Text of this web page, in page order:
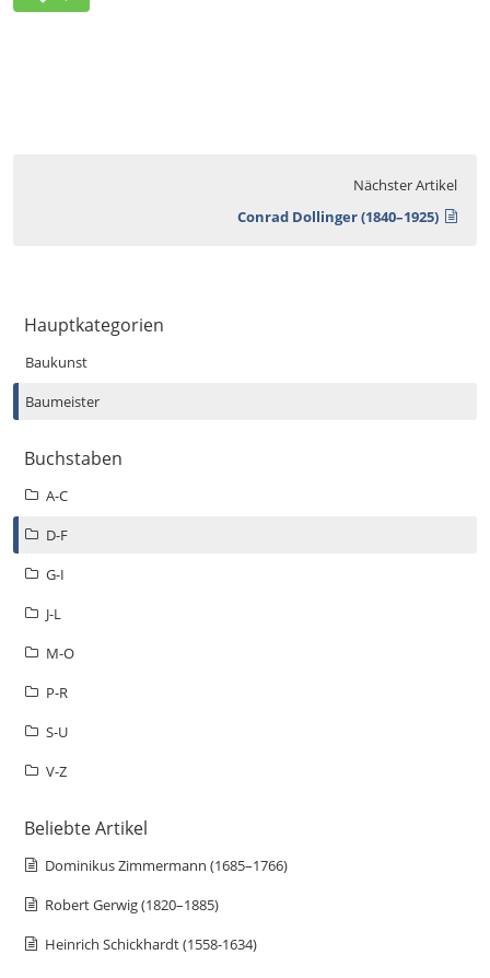
Nächster Artikel
Conrad Dollinger (1840–1925)
Hauptkategorien
Baukunst
Baumeister
Buchstaben
A-C
D-F
G-I
J-L
M-O
P-R
S-U
V-Z
Beliebte Artikel
Dominikus Zimmermann (1685–1766)
Robert Gerwig (1820–1885)
Heinrich Schickhardt (1558-1634)